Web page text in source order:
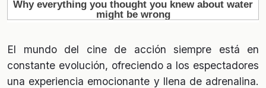
El mundo del cine de acción siempre está en
constante evolución, ofreciendo a los espectadores
una experiencia emocionante y llena de adrenalina.